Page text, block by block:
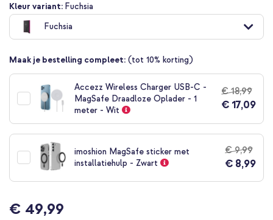
Ga
naar
begin
de
afbeeldingen-
Kleur variant: Fuchsia
Fuchsia
Maak je bestelling compleet: (tot 10% korting)
Accezz Wireless Charger USB-C -
MagSafe Draadloze Oplader - 1
meter - Wit
€ 18,99
€ 17,09
imoshion MagSafe sticker met
installatiehulp - Zwart
€ 9,99
€ 8,99
€ 49,99